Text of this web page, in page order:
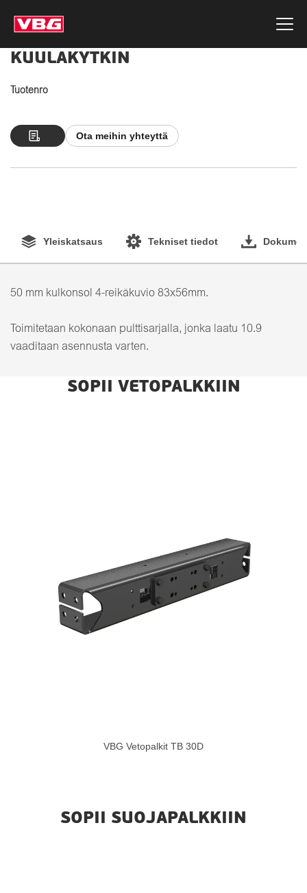
KUULAKYTKIN
Tuotenro
Ota meihin yhteyttä
Yleiskatsaus Tekniset tiedot
50 mm kulkonsol 4-reikäkuvio 83x56mm.
Toimitetaan kokonaan pulttisarjalla, jonka laatu 10.9
vaaditaan asennusta varten.
SOPII VETOPALKKIIN
VBG Vetopalkit TB 30D
SOPII SUOJAPALKKIIN